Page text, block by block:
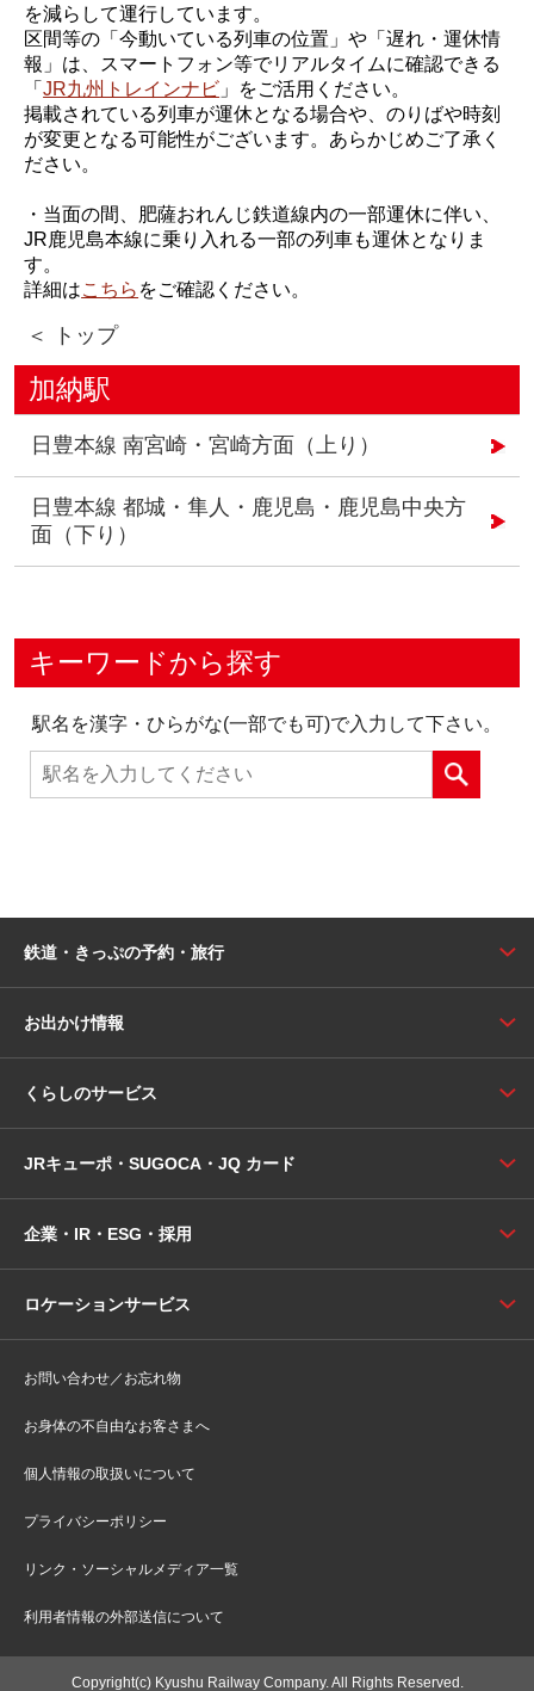
を減らして運行しています。
区間等の「今動いている列車の位置」や「遅れ・運休情
報」は、スマートフォン等でリアルタイムに確認できる
「JR九州トレインナビ 」をご活用ください。
掲載されている列車が運休となる場合や、のりばや時刻
が変更となる可能性がございます。あらかじめご了承く
ださい。
・当面の間、肥薩おれんじ鉄道線内の一部運休に伴い、
JR鹿児島本線に乗り入れる一部の列車も運休となりま
す。
詳細はこちら をご確認ください。
＜ トップ
加納駅
日豊本線 南宮崎・宮崎方面（上り）
日豊本線 都城・隼人・鹿児島・鹿児島中央方
面（下り）
キーワードから探す
駅名を漢字・ひらがな(一部でも可)で入力して下さい。
鉄道・きっぷの予約・旅行
お出かけ情報
くらしのサービス
JRキューポ・SUGOCA・JQ カード
企業・IR・ESG・採用
ロケーションサービス
お問い合わせ／お忘れ物
お身体の不自由なお客さまへ
個人情報の取扱いについて
プライバシーポリシー
リンク・ソーシャルメディア一覧
利用者情報の外部送信について
Copyright(c) Kyushu Railway Company. All Rights Reserved.